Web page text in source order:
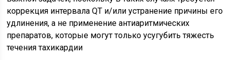
коррекция интервала QT и/или устранение причины его
удлинения, а не применение антиаритмических
препаратов, которые могут только усугубить тяжесть
течения тахикардии